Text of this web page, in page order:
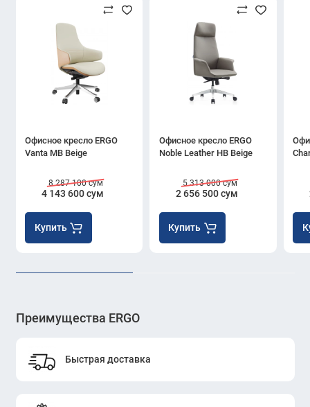
Офисное кресло ERGO
Vanta MB Beige
4 143 600 сум
8 287 100 сум
Купить
Офисное кресло ERGO
Noble Leather HB Beige
2 656 500 сум
5 313 000 сум
Купить
Преимущества ERGO
Быстрая доставка